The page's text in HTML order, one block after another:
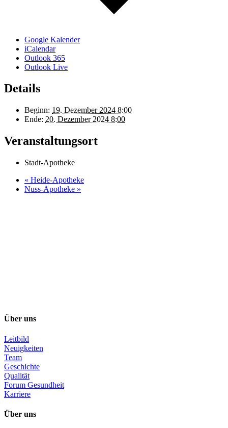
Google Kalender
iCalendar
Outlook 365
Outlook Live
Details
Beginn: 19. Dezember 2024 8:00
Ende: 20. Dezember 2024 8:00
Veranstaltungsort
Stadt-Apotheke
« Heide-Apotheke
Nuss-Apotheke »
Über uns
Leitbild
Neuigkeiten
Team
Geschichte
Qualität
Forum Gesundheit
Karriere
Über uns